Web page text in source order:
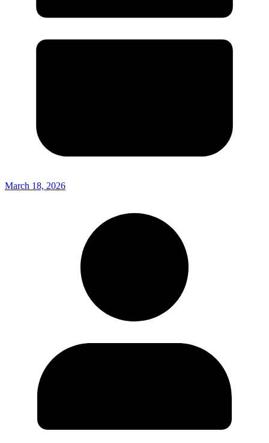
March 18, 2026